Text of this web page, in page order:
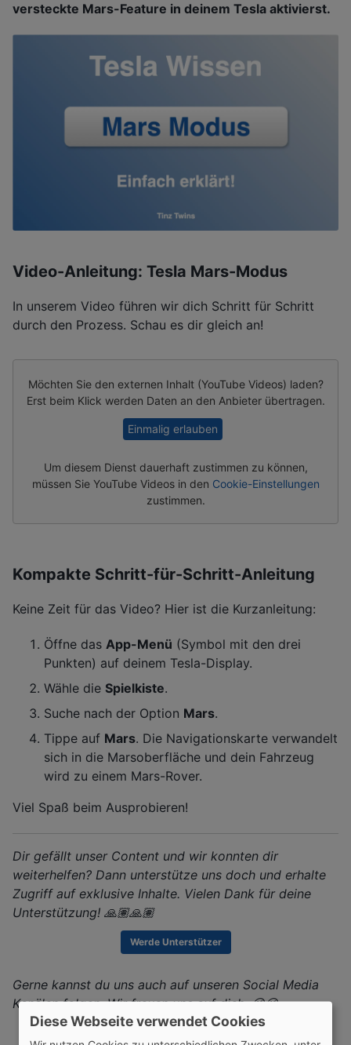
versteckte Mars-Feature in deinem Tesla aktivierst.
Video-Anleitung: Tesla Mars-Modus
In unserem Video führen wir dich Schritt für Schritt
durch den Prozess. Schau es dir gleich an!
Möchten Sie den externen Inhalt (YouTube Videos) laden?
Erst beim Klick werden Daten an den Anbieter übertragen.
Einmalig erlauben
Um diesem Dienst dauerhaft zustimmen zu können,
müssen Sie YouTube Videosin den Cookie-Einstellungen
zustimmen.
Kompakte Schritt-für-Schritt-Anleitung
Keine Zeit für das Video? Hier ist die Kurzanleitung:
Öffne das App-Menü (Symbol mit den drei
Punkten) auf deinem Tesla-Display.
Wähle die Spielkiste.
Suche nach der Option Mars.
Tippe auf Mars. Die Navigationskarte verwandelt
sich in die Marsoberfläche und dein Fahrzeug
wird zu einem Mars-Rover.
Viel Spaß beim Ausprobieren!
Dir gefällt unser Content und wir konnten dir
weiterhelfen? Dann unterstütze uns doch und erhalte
Zugriff auf exklusive Inhalte. Vielen Dank für deine
Unterstützung! 🙏🏽🙏🏽
Werde Unterstützer
Gerne kannst du uns auch auf unseren Social Media
Kanälen folgen. Wir freuen uns auf dich. 😉😉
Diese Webseite verwendet Cookies